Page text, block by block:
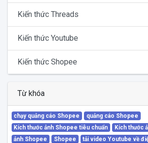
Kiến thức Threads
Kiến thức Youtube
Kiến thức Shopee
Từ khóa
chạy quảng cáo Shopee
quảng cáo Shopee
Kích thước ảnh Shopee tiêu chuẩn
Kích thước
ảnh Shopee
Shopee
tải video Youtube về